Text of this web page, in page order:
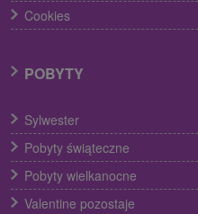
Cookies
POBYTY
Sylwester
Pobyty świąteczne
Pobyty wielkanocne
Valentine pozostaje